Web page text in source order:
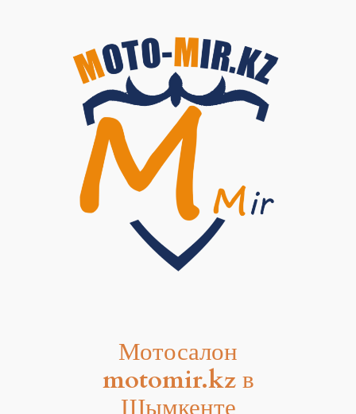
Мотосалон
motomir.kzв